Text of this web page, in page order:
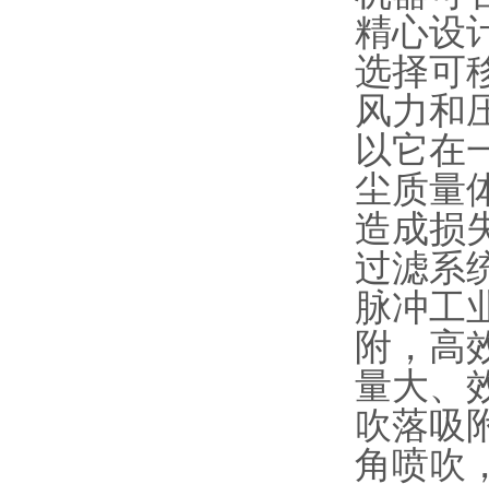
精心设
选择可
风力和
以它在
尘质量
造成损
过滤系
脉冲工
附，高
量大、
吹落吸
角喷吹